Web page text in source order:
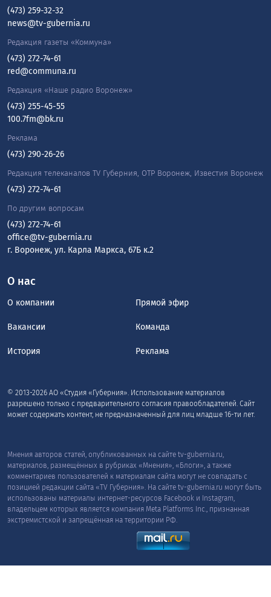
О нас
О компании Прямой эфир
Вакансии Команда
История Реклама
© 2013-2026 АО «Студия «Губерния». Использование материалов
разрешено только с предварительного согласия правообладателей. Сайт
может содержать контент, не предназначенный для лиц младше 16-ти лет.
(473) 259-32-32
news@tv-gubernia.ru
Редакция газеты «Коммуна»
(473) 272-74-61
red@communa.ru
Редакция «Наше радио Воронеж»
(473) 255-45-55
100.7fm@bk.ru
Реклама
(473) 290-26-26
Редакция телеканалов TV Губерния, ОТР Воронеж, Известия Воронеж
(473) 272-74-61
По другим вопросам
(473) 272-74-61
office@tv-gubernia.ru
г. Воронеж, ул. Карла Маркса, 67Б к.2
Мнения авторов статей, опубликованных на сайте tv-gubernia.ru,
материалов, размещённых в рубриках «Мнения», «Блоги», а также
комментариев пользователей к материалам сайта могут не совпадать с
позицией редакции сайта «TV Губерния». На сайте tv-gubernia.ru могут быть
использованы материалы интернет-ресурсов Facebook и Instagram,
владельцем которых является компания Meta Platforms Inc., признанная
экстремистской и запрещённая на территории РФ.